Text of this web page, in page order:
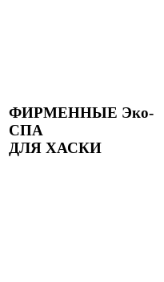
ФИРМЕННЫЕ Эко-
СПА
ДЛЯ ХАСКИ